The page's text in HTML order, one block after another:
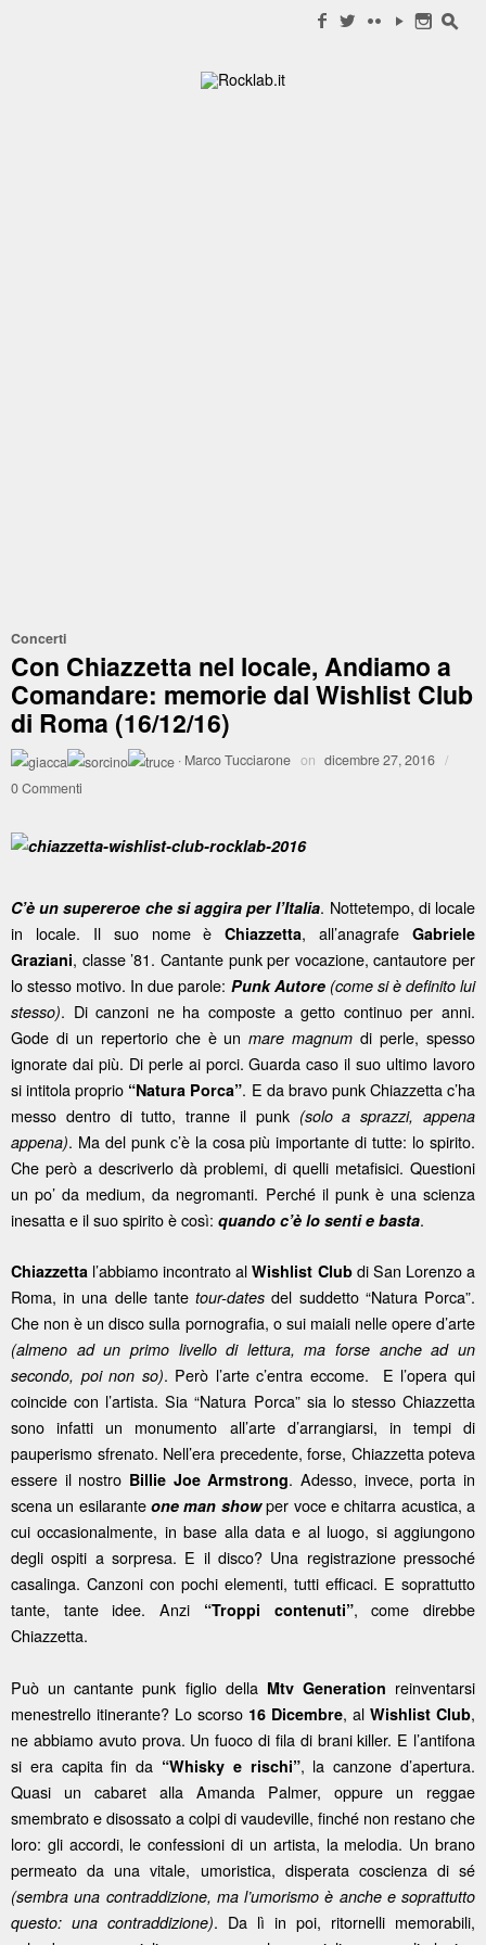
f w c y n s
Concerti
Con Chiazzetta nel locale, Andiamo a
Comandare: memorie dal Wishlist Club
di Roma (16/12/16)
· Marco Tucciarone on dicembre 27, 2016 /
0 Commenti
C’è un supereroe che si aggira per l’Italia. Nottetempo, di locale
in locale. Il suo nome èChiazzetta, all’anagrafe Gabriele
Graziani, classe ’81. Cantante punk per vocazione, cantautore per
lo stesso motivo. In due parole: Punk Autore (come si è definito lui
stesso). Di canzoni ne ha composte a getto continuo per anni.
Gode di un repertorio che è unmare magnum di perle, spesso
ignorate dai più. Di perle ai porci. Guarda caso il suo ultimo lavoro
si intitola proprio “Natura Porca”. E da bravo punk Chiazzetta c’ha
messo dentro di tutto, tranne il punk(solo a sprazzi, appena
appena). Ma del punk c’è la cosa più importante di tutte: lo spirito.
Che però a descriverlo dà problemi, di quelli metafisici. Questioni
un po’ da medium, da negromanti. Perché il punk è una scienza
inesatta e il suo spirito è così: quando c’è lo senti e basta.
Chiazzetta l’abbiamo incontrato alWishlist Clubdi San Lorenzo a
Roma, in una delle tantetour-dates del suddetto “Natura Porca”.
Che non è un disco sulla pornografia, o sui maiali nelle opere d’arte
(almeno ad un primo livello di lettura, ma forse anche ad un
secondo, poi non so). Però l’arte c’entra eccome. E l’opera qui
coincide con l’artista. Sia “Natura Porca” sia lo stesso Chiazzetta
sono infatti un monumento all’arte d’arrangiarsi, in tempi di
pauperismo sfrenato. Nell’era precedente, forse, Chiazzetta poteva
essere il nostro Billie Joe Armstrong. Adesso, invece, porta in
scena un esilaranteone man showper voce e chitarra acustica, a
cui occasionalmente, in base alla data e al luogo, si aggiungono
degli ospiti a sorpresa. E il disco? Una registrazione pressoché
casalinga. Canzoni con pochi elementi, tutti efficaci. E soprattutto
tante, tante idee. Anzi “Troppi contenuti”, come direbbe
Chiazzetta.
Può un cantante punk figlio della Mtv Generation reinventarsi
menestrello itinerante? Lo scorso 16 Dicembre, al Wishlist Club,
ne abbiamo avuto prova. Un fuoco di fila di brani killer. E l’antifona
si era capita fin da “Whisky e rischi”, la canzone d’apertura.
Quasi un cabaret alla Amanda Palmer, oppure un reggae
smembrato e disossato a colpi di vaudeville, finché non restano che
loro: gli accordi, le confessioni di un artista, la melodia. Un brano
permeato da una vitale, umoristica, disperata coscienza di sé
(sembra una contraddizione, ma l’umorismo è anche e soprattutto
questo: una contraddizione). Da lì in poi, ritornelli memorabili,